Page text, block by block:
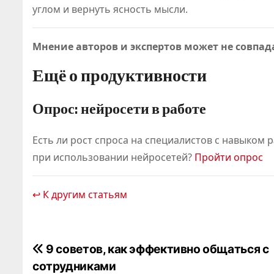
углом и вернуть ясность мысли.
Мнение авторов и экспертов может не
Ещё о продуктивности
Опрос: нейросети в работе
Есть ли рост спроса на специалистов с
при использовании нейросетей? Пройти опрос
↩ К другим статьям
Н9 советов, как эффективно общаться с
сотрудниками